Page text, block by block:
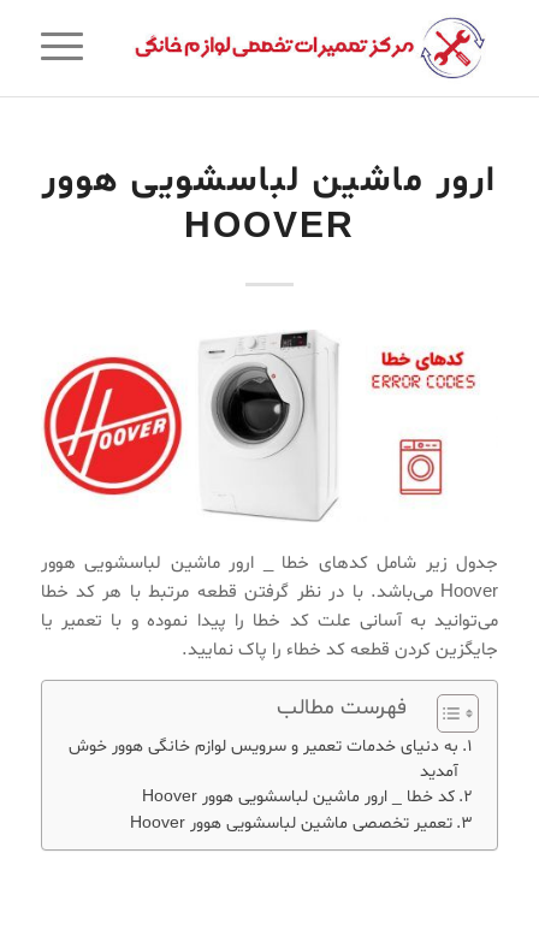
ارور ماشین لباسشویی هوور
HOOVER
جدول زیر شامل کدهای خطا _ ارور ماشین لباسشویی هوور
Hoover می‌باشد. با در نظر گرفتن قطعه مرتبط با هر کد خطا
می‌توانید به آسانی علت کد خطا را پیدا نموده و با تعمیر یا
جایگزین کردن قطعه کد خطاء را پاک نمایید.
فهرست مطالب
به دنیای خدمات تعمیر و سرویس لوازم خانگی هوور خوش
آمدید
کد خطا _ ارور ماشین لباسشویی هوور Hoover
تعمیر تخصصی ماشین لباسشویی هوور Hoover